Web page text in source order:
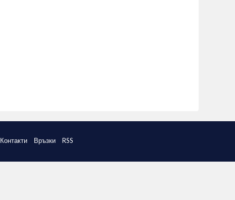
Контакти Връзки RSS